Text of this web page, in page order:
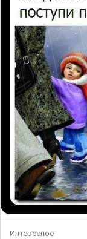
Интересное